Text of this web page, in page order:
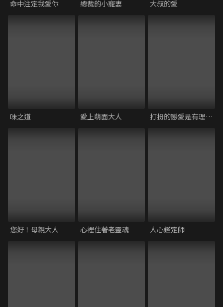
命中注定我愛你 總裁的小寵妻 大叔的愛
味之道 愛上萌面大人 打扮的戀愛是有理由的
您好！母親大人 心裡住著老靈魂 人心鑑定師